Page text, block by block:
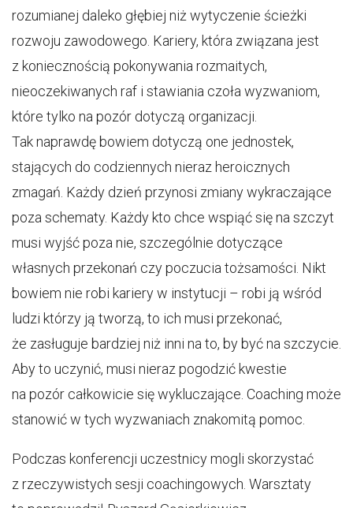
rozumianej daleko głębiej niż wytyczenie ścieżki
rozwoju zawodowego. Kariery, która związana jest
z koniecznością pokonywania rozmaitych,
nieoczekiwanych raf i stawiania czoła wyzwaniom,
które tylko na pozór dotyczą organizacji.
Tak naprawdę bowiem dotyczą one jednostek,
stających do codziennych nieraz heroicznych
zmagań. Każdy dzień przynosi zmiany wykraczające
poza schematy. Każdy kto chce wspiąć się na szczyt
musi wyjść poza nie, szczególnie dotyczące
własnych przekonań czy poczucia tożsamości. Nikt
bowiem nie robi kariery w instytucji – robi ją wśród
ludzi którzy ją tworzą, to ich musi przekonać,
że zasługuje bardziej niż inni na to, by być na szczycie.
Aby to uczynić, musi nieraz pogodzić kwestie
na pozór całkowicie się wykluczające. Coaching może
stanowić w tych wyzwaniach znakomitą pomoc.
Podczas konferencji uczestnicy mogli skorzystać
z rzeczywistych sesji coachingowych. Warsztaty